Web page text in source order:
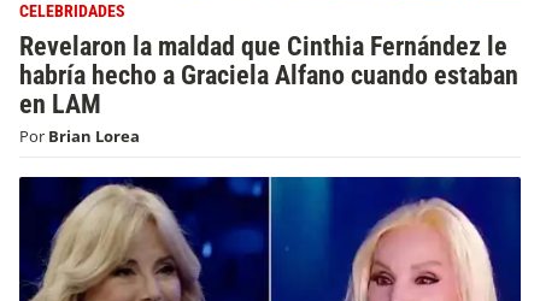
CELEBRIDADES
Revelaron la maldad que Cinthia Fernández le
habría hecho a Graciela Alfano cuando estaban
en LAM
Por Brian Lorea